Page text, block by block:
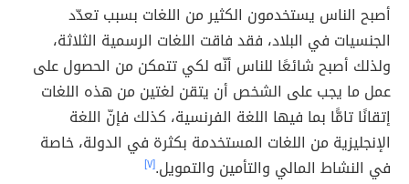
أصبح الناس يستخدمون الكثير من اللغات بسبب تعدّد
الجنسيات في البلاد، فقد فاقت اللغات الرسمية الثلاثة،
ولذلك أصبح شائعًا للناس أنّه لكي تتمكن من الحصول على
عمل ما يجب على الشخص أن يتقن لغتين من هذه اللغات
إتقانًا تامًّا بما فيها اللغة الفرنسية، كذلك فإنّ اللغة
الإنجليزية من اللغات المستخدمة بكثرة في الدولة، خاصة
في النشاط المالي والتأمين والتمويل.[٧]